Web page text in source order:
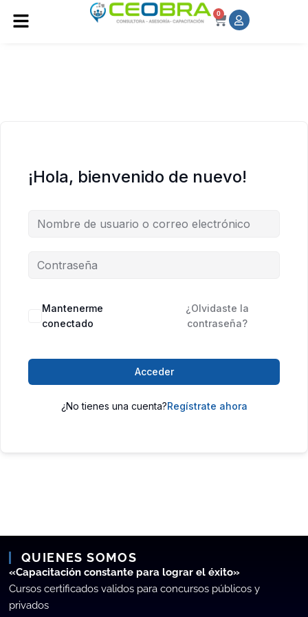
0
¡Hola, bienvenido de nuevo!
Mantenerme
conectado
¿Olvidaste la
contraseña?
Acceder
¿No tienes una cuenta?Regístrate ahora
QUIENES SOMOS
«Capacitación constante para lograr el éxito»
Cursos certificados validos para concursos públicos y
privados